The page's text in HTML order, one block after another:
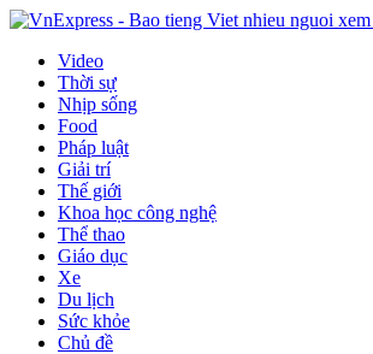
Video
Thời sự
Nhịp sống
Food
Pháp luật
Giải trí
Thế giới
Khoa học công nghệ
Thể thao
Giáo dục
Xe
Du lịch
Sức khỏe
Chủ đề